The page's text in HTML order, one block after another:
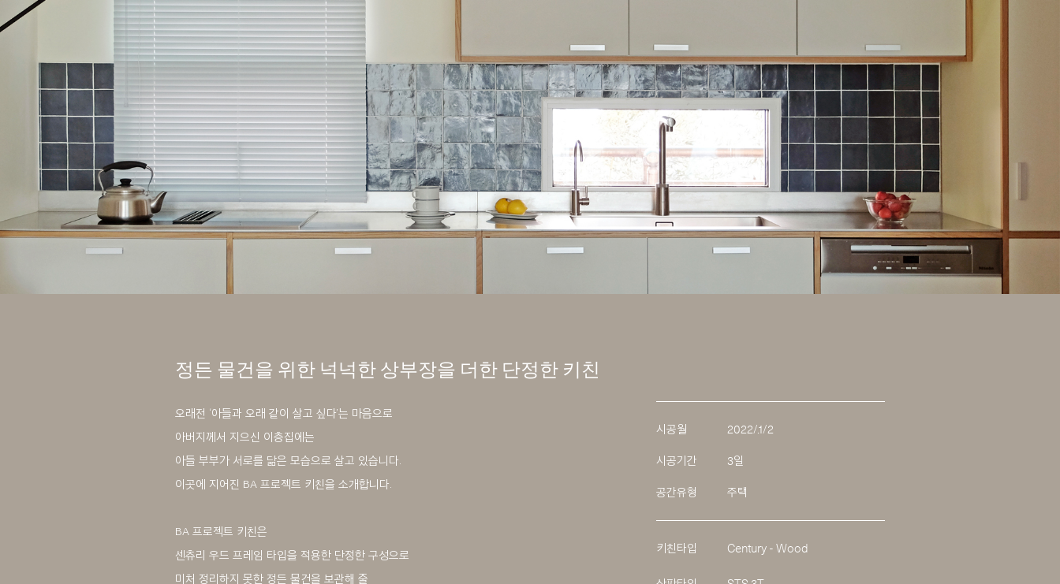
정든 물건을 위한 넉넉한 상부장을 더한 단정한 키친
오래전 ‘아들과 오래 같이 살고 싶다’는 마음으로
아버지께서 지으신 이층집에는
아들 부부가 서로를 닮은 모습으로 살고 있습니다.
이곳에 지어진 BA 프로젝트 키친을 소개합니다.
BA 프로젝트 키친은
센츄리 우드 프레임 타입을 적용한 단정한 구성으로
미처 정리하지 못한 정든 물건을 보관해 줄
시공월 2022/.1/2
시공기간 3일
공간유형 주택
키친타입 Century - Wood